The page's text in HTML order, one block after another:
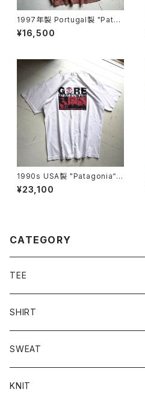
1997年製 Portugal製 "Patag
onia" A/C Yarn-Dye shirt
¥16,500
1990s USA製 "Patagonia“ b
eneficial S/S T-shirt
¥23,100
CATEGORY
TEE
SHIRT
SWEAT
KNIT